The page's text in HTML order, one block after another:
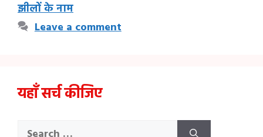
झीलों के नाम
Leave a comment
यहाँ सर्च कीजिए
Search